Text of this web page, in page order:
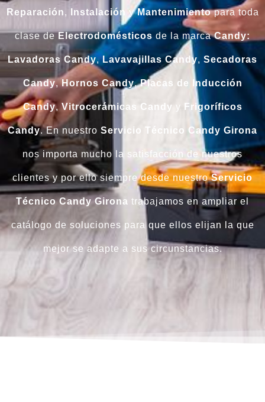
Reparación, Instalación yMantenimientopara toda
clase deElectrodomésticos de la marcaCandy:
Lavadoras Candy,Lavavajillas Candy, Secadoras
Candy,Hornos Candy,Placas de Inducción
Candy, Vitrocerámicas Candy y Frigoríficos
Candy. En nuestro Servicio Técnico Candy Girona
nos importa mucho la satisfacción de nuestros
clientes y por ello siempre desde nuestroServicio
Técnico Candy Girona trabajamos en ampliar el
catálogo de soluciones para que ellos elijan la que
mejor se adapte a sus circunstancias.